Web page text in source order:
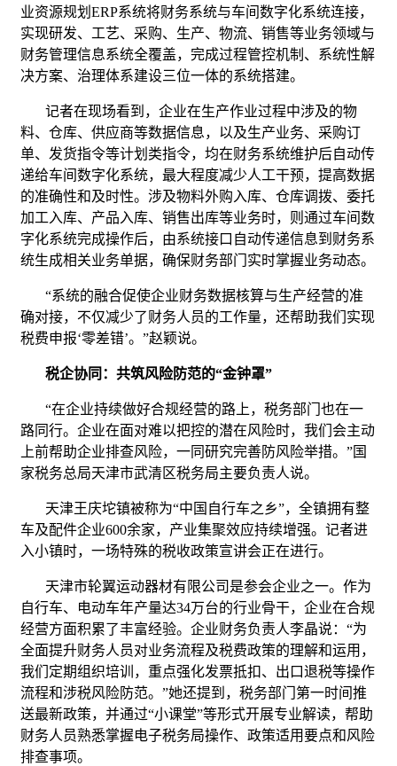
业资源规划ERP系统将财务系统与车间数字化系统连接，
实现研发、工艺、采购、生产、物流、销售等业务领域与
财务管理信息系统全覆盖，完成过程管控机制、系统性解
决方案、治理体系建设三位一体的系统搭建。
记者在现场看到，企业在生产作业过程中涉及的物
料、仓库、供应商等数据信息，以及生产业务、采购订
单、发货指令等计划类指令，均在财务系统维护后自动传
递给车间数字化系统，最大程度减少人工干预，提高数据
的准确性和及时性。涉及物料外购入库、仓库调拨、委托
加工入库、产品入库、销售出库等业务时，则通过车间数
字化系统完成操作后，由系统接口自动传递信息到财务系
统生成相关业务单据，确保财务部门实时掌握业务动态。
“系统的融合促使企业财务数据核算与生产经营的准
确对接，不仅减少了财务人员的工作量，还帮助我们实现
税费申报‘零差错’。”赵颖说。
税企协同：共筑风险防范的“金钟罩”
“在企业持续做好合规经营的路上，税务部门也在一
路同行。企业在面对难以把控的潜在风险时，我们会主动
上前帮助企业排查风险，一同研究完善防风险举措。”国
家税务总局天津市武清区税务局主要负责人说。
天津王庆坨镇被称为“中国自行车之乡”，全镇拥有整
车及配件企业600余家，产业集聚效应持续增强。记者进
入小镇时，一场特殊的税收政策宣讲会正在进行。
天津市轮翼运动器材有限公司是参会企业之一。作为
自行车、电动车年产量达34万台的行业骨干，企业在合规
经营方面积累了丰富经验。企业财务负责人李晶说：“为
全面提升财务人员对业务流程及税费政策的理解和运用，
我们定期组织培训，重点强化发票抵扣、出口退税等操作
流程和涉税风险防范。”她还提到，税务部门第一时间推
送最新政策，并通过“小课堂”等形式开展专业解读，帮助
财务人员熟悉掌握电子税务局操作、政策适用要点和风险
排查事项。